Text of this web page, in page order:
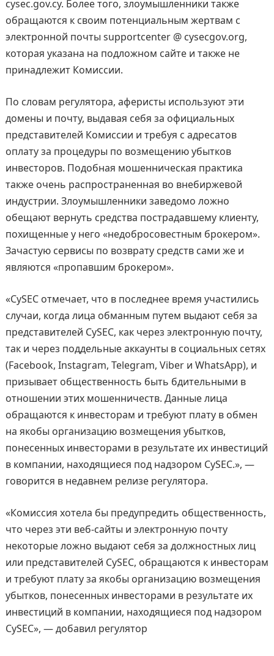
cysec.gov.cy. Более того, злоумышленники также
обращаются к своим потенциальным жертвам с
электронной почты supportcenter @ cysecgov.org,
которая указана на подложном сайте и также не
принадлежит Комиссии.
По словам регулятора, аферисты используют эти
домены и почту, выдавая себя за официальных
представителей Комиссии и требуя с адресатов
оплату за процедуры по возмещению убытков
инвесторов. Подобная мошенническая практика
также очень распространенная во внебиржевой
индустрии. Злоумышленники заведомо ложно
обещают вернуть средства пострадавшему клиенту,
похищенные у него «недобросовестным брокером».
Зачастую сервисы по возврату средств сами же и
являются «пропавшим брокером».
«CySEC отмечает, что в последнее время участились
случаи, когда лица обманным путем выдают себя за
представителей CySEC, как через электронную почту,
так и через поддельные аккаунты в социальных сетях
(Facebook, Instagram, Telegram, Viber и WhatsApp), и
призывает общественность быть бдительными в
отношении этих мошенничеств. Данные лица
обращаются к инвесторам и требуют плату в обмен
на якобы организацию возмещения убытков,
понесенных инвесторами в результате их инвестиций
в компании, находящиеся под надзором CySEC.», —
говорится в недавнем релизе регулятора.
«Комиссия хотела бы предупредить общественность,
что через эти веб-сайты и электронную почту
некоторые ложно выдают себя за должностных лиц
или представителей CySEC, обращаются к инвесторам
и требуют плату за якобы организацию возмещения
убытков, понесенных инвесторами в результате их
инвестиций в компании, находящиеся под надзором
CySEC», — добавил регулятор